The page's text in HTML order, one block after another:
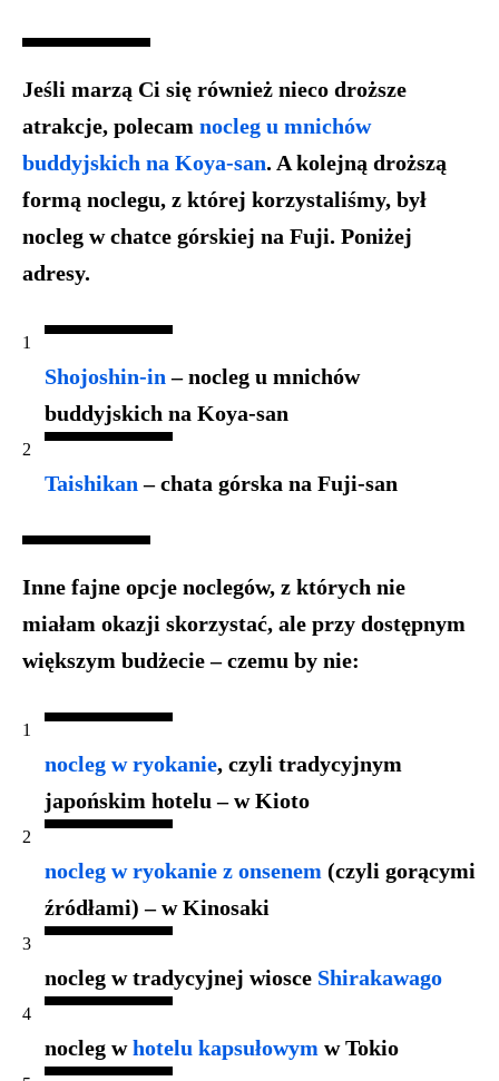
Jeśli marzą Ci się również nieco droższe
atrakcje, polecam nocleg u mnichów
buddyjskich na Koya-san. A kolejną droższą
formą noclegu, z której korzystaliśmy, był
nocleg w chatce górskiej na Fuji. Poniżej
adresy.
Shojoshin-in – nocleg u mnichów
buddyjskich na Koya-san
Taishikan – chata górska na Fuji-san
Inne fajne opcje noclegów, z których nie
miałam okazji skorzystać, ale przy dostępnym
większym budżecie– czemu by nie:
nocleg w ryokanie, czyli tradycyjnym
japońskim hotelu – w Kioto
nocleg w ryokanie z onsenem (czyli gorącymi
źródłami) – w Kinosaki
nocleg w tradycyjnej wiosce Shirakawago
nocleg whotelu kapsułowym w Tokio